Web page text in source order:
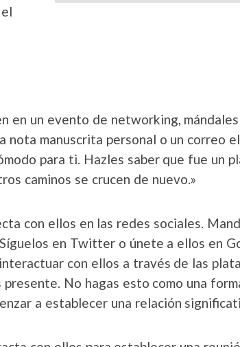
en un evento de networking,
nota manuscrita personal o un correo
para ti. Hazles saber que fue un
caminos se crucen de nuevo.»
con ellos en las redes sociales.
en Twitter o únete a ellos en
con ellos a través de las
No hagas esto como una
a establecer una relación